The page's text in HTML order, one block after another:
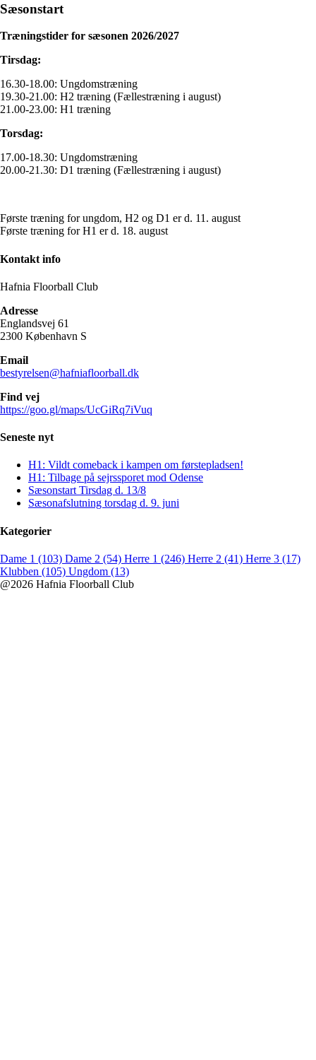
Sæsonstart
Træningstider for sæsonen 2026/2027
Tirsdag:
16.30-18.00: Ungdomstræning
19.30-21.00: H2 træning (Fællestræning i august)
21.00-23.00: H1 træning
Torsdag:
17.00-18.30: Ungdomstræning
20.00-21.30: D1 træning (Fællestræning i august)
Første træning for ungdom, H2 og D1 er d. 11. august
Første træning for H1 er d. 18. august
Kontakt info
Hafnia Floorball Club
Adresse
Englandsvej 61
2300 København S
Email
bestyrelsen@hafniafloorball.dk
Find vej
https://goo.gl/maps/UcGiRq7iVuq
Seneste nyt
H1: Vildt comeback i kampen om førstepladsen!
H1: Tilbage på sejrssporet mod Odense
Sæsonstart Tirsdag d. 13/8
Sæsonafslutning torsdag d. 9. juni
Kategorier
Dame 1 (103) Dame 2 (54) Herre 1 (246) Herre 2 (41) Herre 3 (17)
Klubben (105) Ungdom (13)
@2026 Hafnia Floorball Club